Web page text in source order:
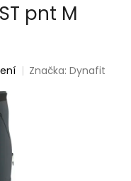
pnt M
Značka:Dynafit